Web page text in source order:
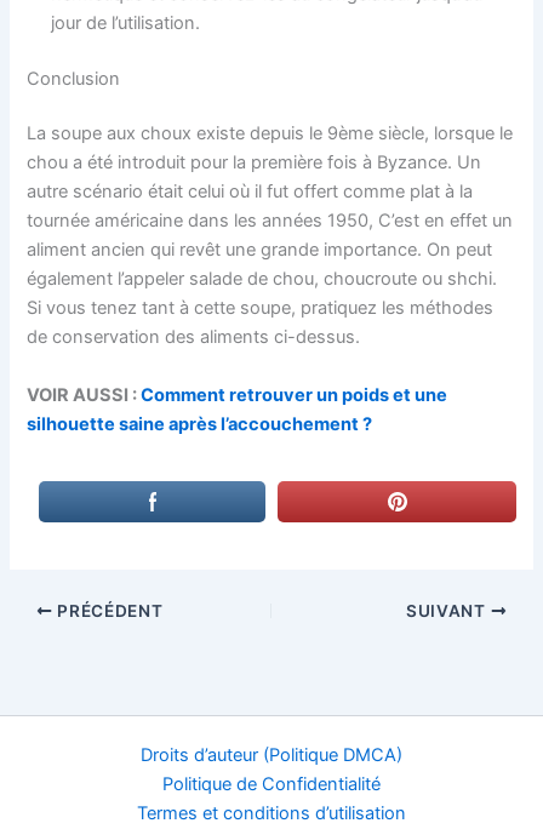
jour de l’utilisation.
Conclusion
La soupe aux choux existe depuis le 9ème siècle, lorsque le
chou a été introduit pour la première fois à Byzance. Un
autre scénario était celui où il fut offert comme plat à la
tournée américaine dans les années 1950, C’est en effet un
aliment ancien qui revêt une grande importance. On peut
également l’appeler salade de chou, choucroute ou shchi.
Si vous tenez tant à cette soupe, pratiquez les méthodes
de conservation des aliments ci-dessus.
VOIR AUSSI :Comment retrouver un poids et une
silhouette saine après l’accouchement ?
PRÉCÉDENT SUIVANT
Droits d’auteur (Politique DMCA)
Politique de Confidentialité
Termes et conditions d’utilisation